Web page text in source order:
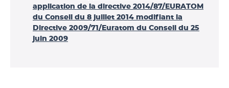
application de la directive 2014/87/EURATOM
du Conseil du 8 juillet 2014 modifiant la
Directive 2009/71/Euratom du Conseil du 25
juin 2009